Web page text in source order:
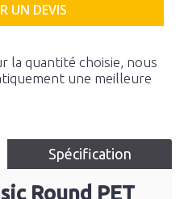
UN DEVIS
la quantité choisie, nous
une meilleure
Spécification
Round PET